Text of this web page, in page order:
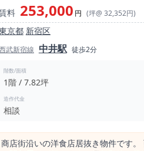
料 253,000 円 (坪@ 32,352円)
京都 新宿区
武新宿線 中井駅 徒歩2分
階数/面積
1階 / 7.82坪
造作代金
相談
店街沿いの洋食店居抜き物件です